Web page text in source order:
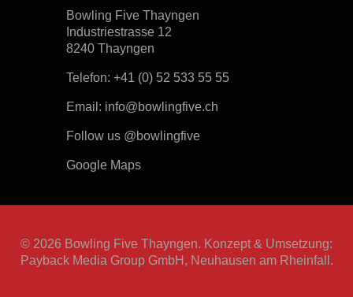
Bowling Five Thayngen
Industriestrasse 12
8240 Thayngen
Telefon: +41 (0) 52 533 55 55
Email: info@bowlingfive.ch
Follow us @bowlingfive
Google Maps
© 2026 Bowling Five Thayngen. Konzept & Umsetzung:
Payback Media Group GmbH, Neuhausen am Rheinfall.